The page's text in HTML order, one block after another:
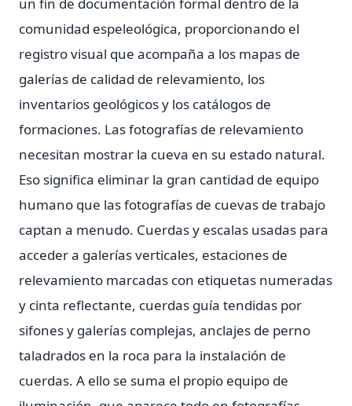
comunidad espeleológica, proporcionando el
registro visual que acompaña a los mapas de
galerías de calidad de relevamiento, los
inventarios geológicos y los catálogos de
formaciones. Las fotografías de relevamiento
necesitan mostrar la cueva en su estado natural.
Eso significa eliminar la gran cantidad de equipo
humano que las fotografías de cuevas de trabajo
captan a menudo. Cuerdas y escalas usadas para
acceder a galerías verticales, estaciones de
relevamiento marcadas con etiquetas numeradas
y cinta reflectante, cuerdas guía tendidas por
sifones y galerías complejas, anclajes de perno
taladrados en la roca para la instalación de
cuerdas. A ello se suma el propio equipo de